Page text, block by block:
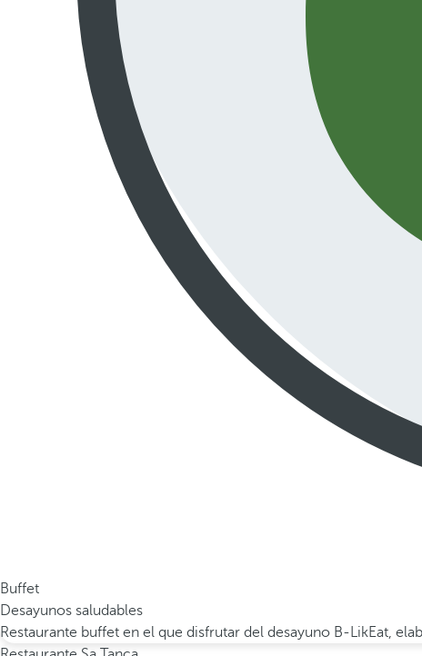
Buffet
Desayunos saludables
Restaurante buffet en el que disfrutar del desayuno B-LikEat,